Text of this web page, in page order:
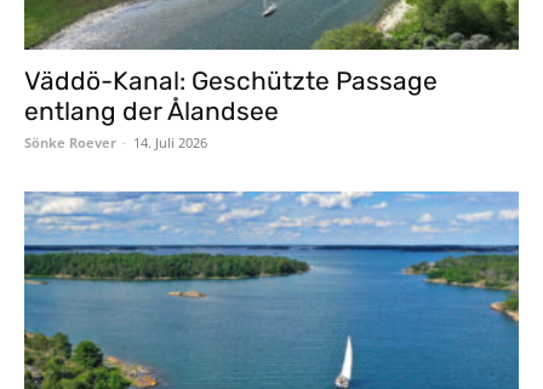
Väddö-Kanal: Geschützte Passage
entlang der Ålandsee
Sönke Roever - 14. Juli 2026